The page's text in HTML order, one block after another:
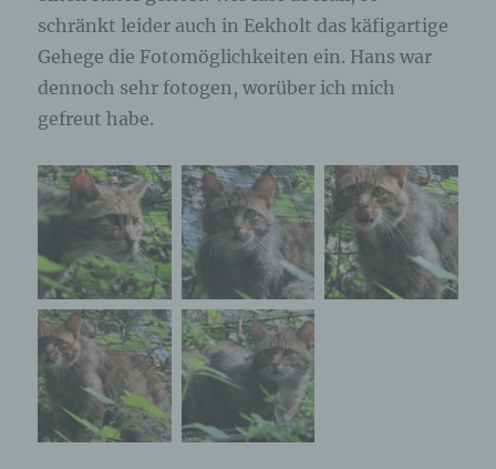
schränkt leider auch in Eekholt das käfigartige
Gehege die Fotomöglichkeiten ein. Hans war
dennoch sehr fotogen, worüber ich mich
gefreut habe.